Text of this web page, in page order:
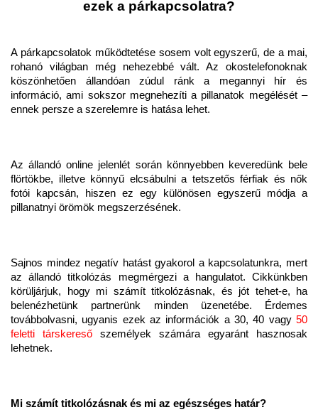
ezek a párkapcsolatra?
A párkapcsolatok működtetése sosem volt egyszerű, de a mai,
rohanó világban még nehezebbé vált. Az okostelefonoknak
köszönhetően állandóan zúdul ránk a megannyi hír és
információ, ami sokszor megnehezíti a pillanatok megélését –
ennek persze a szerelemre is hatása lehet.
Az állandó online jelenlét során könnyebben keveredünk bele
flörtökbe, illetve könnyű elcsábulni a tetszetős férfiak és nők
fotói kapcsán, hiszen ez egy különösen egyszerű módja a
pillanatnyi örömök megszerzésének.
Sajnos mindez negatív hatást gyakorol a kapcsolatunkra, mert
az állandó titkolózás megmérgezi a hangulatot. Cikkünkben
körüljárjuk, hogy mi számít titkolózásnak, és jót tehet-e, ha
belenézhetünk partnerünk minden üzenetébe. Érdemes
továbbolvasni, ugyanis ezek az információk a 30, 40 vagy 50
feletti társkereső személyek számára egyaránt hasznosak
lehetnek.
Mi számít titkolózásnak és mi az egészséges határ?